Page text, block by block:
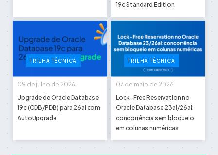
19c Standard Edition
TRILHA TÉCNICA
09 de julho de 2026
Upgrade de Oracle Database
19c (CDB/PDB) para 26ai com
AutoUpgrade
TRILHA TÉCNICA
07 de maio de 2026
Lock-Free Reservation no
Oracle Database 23ai/26ai:
concorrência sem bloqueio
em colunas numéricas